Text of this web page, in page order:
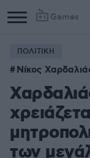
Games
ΠΟΛΙΤΙΚΗ
Νίκος
των